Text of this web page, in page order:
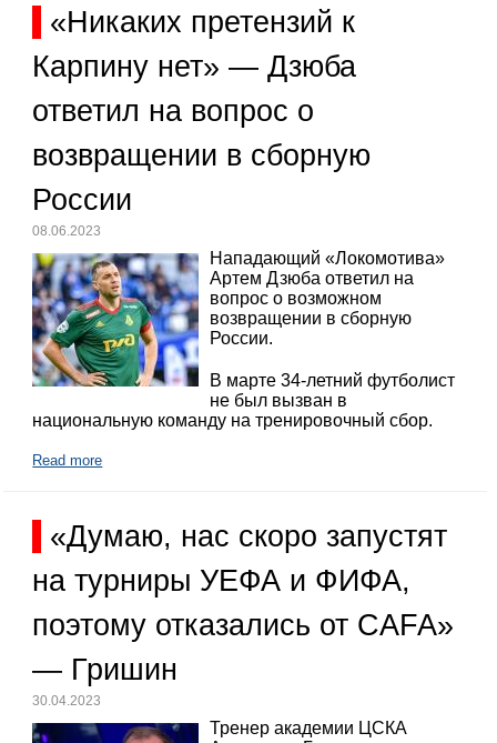
«Никаких претензий к
Карпину нет» — Дзюба
ответил на вопрос о
возвращении в сборную
России
08.06.2023
Нападающий «Локомотива»
Артем Дзюба ответил на
вопрос о возможном
возвращении в сборную
России.
В марте 34-летний футболист
не был вызван в
национальную команду на тренировочный сбор.
Read more
«Думаю, нас скоро запустят
на турниры УЕФА и ФИФА,
поэтому отказались от CAFA»
— Гришин
30.04.2023
Тренер академии ЦСКА